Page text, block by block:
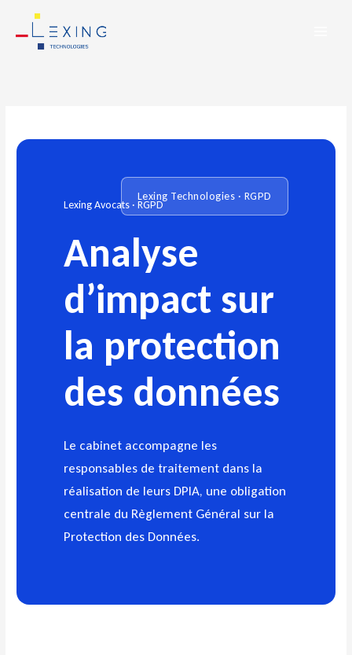
contenu
Lexing Avocats · RGPD
Analyse
d’impact sur
la protection
des données
Le cabinet accompagne les
responsables de traitement dans la
réalisation de leurs DPIA, une obligation
centrale du Règlement Général sur la
Protection des Données.
Lexing Technologies · RGPD